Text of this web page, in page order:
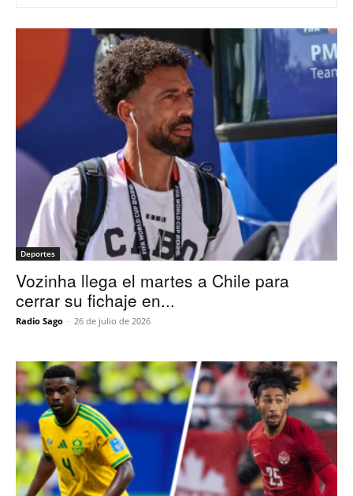
Deportes
Vozinha llega el martes a Chile para
cerrar su fichaje en...
Radio Sago - 26 de julio de 2026